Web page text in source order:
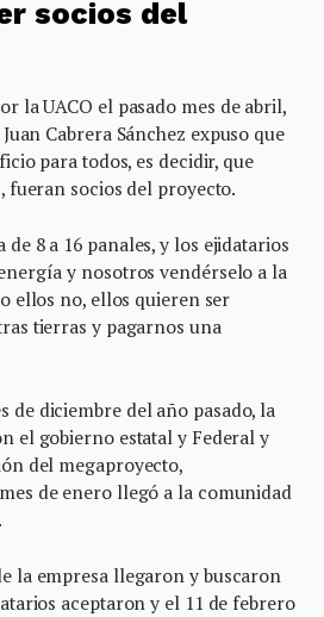
socios del
la UACO el pasado mes de abril,
Cabrera Sánchez expuso que
para todos, es decidir, que
fueran socios del proyecto.
de 8 a 16 panales, y los ejidatarios
y nosotros vendérselo a la
ellos no, ellos quieren ser
tierras y pagarnos una
de diciembre del año pasado, la
el gobierno estatal y Federal y
del megaproyecto,
de enero llegó a la comunidad
la empresa llegaron y buscaron
aceptaron y el 11 de febrero